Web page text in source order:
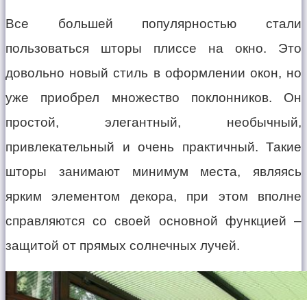
Все большей популярностью стали
пользоваться шторы плиссе на окно. Это
довольно новый стиль в оформлении окон, но
уже приобрел множество поклонников. Он
простой, элегантный, необычный,
привлекательный и очень практичный. Такие
шторы занимают минимум места, являясь
ярким элементом декора, при этом вполне
справляются со своей основной функцией –
защитой от прямых солнечных лучей.